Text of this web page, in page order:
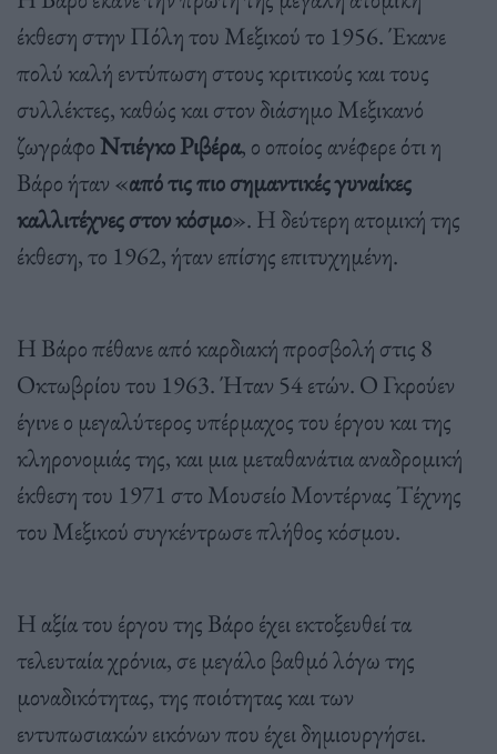
έκθεση στην Πόλη του Μεξικού το 1956. Έκανε
πολύ καλή εντύπωση στους κριτικούς και τους
συλλέκτες, καθώς και στον διάσημο Μεξικανό
ζωγράφοΝτιέγκο Ριβέρα, ο οποίος ανέφερε ότι η
Βάρο ήταν «από τις πιο σημαντικές γυναίκες
καλλιτέχνες στον κόσμο». Η δεύτερη ατομική της
έκθεση, το 1962, ήταν επίσης επιτυχημένη.
Η Βάρο πέθανε από καρδιακή προσβολή στις 8
Οκτωβρίου του 1963. Ήταν 54 ετών. Ο Γκρούεν
έγινε ο μεγαλύτερος υπέρμαχος του έργου και της
κληρονομιάς της, και μια μεταθανάτια αναδρομική
έκθεση του 1971 στο Μουσείο Μοντέρνας Τέχνης
του Μεξικού συγκέντρωσε πλήθος κόσμου.
Η αξία του έργου της Βάρο έχει εκτοξευθεί τα
τελευταία χρόνια, σε μεγάλο βαθμό λόγω της
μοναδικότητας, της ποιότητας και των
εντυπωσιακών εικόνων που έχει δημιουργήσει.